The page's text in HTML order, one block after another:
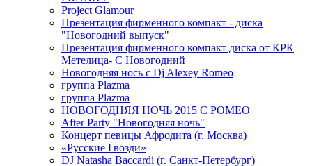
Project Glamour
Презентация фирменного компакт - диска
"Новогодний выпуск"
Презентация фирменного компакт диска от КРК
Метелица- С Новогодний
Новогодняя нось с Dj Alexey Romeo
группа Plazma
группа Plazma
НОВОГОДНЯЯ НОЧЬ 2015 C РОМЕО
After Party "Новогодняя ночь"
Концерт певицы Афродита (г. Москва)
«Русские Гвозди»
DJ Natasha Baccardi (г. Санкт-Петербург)